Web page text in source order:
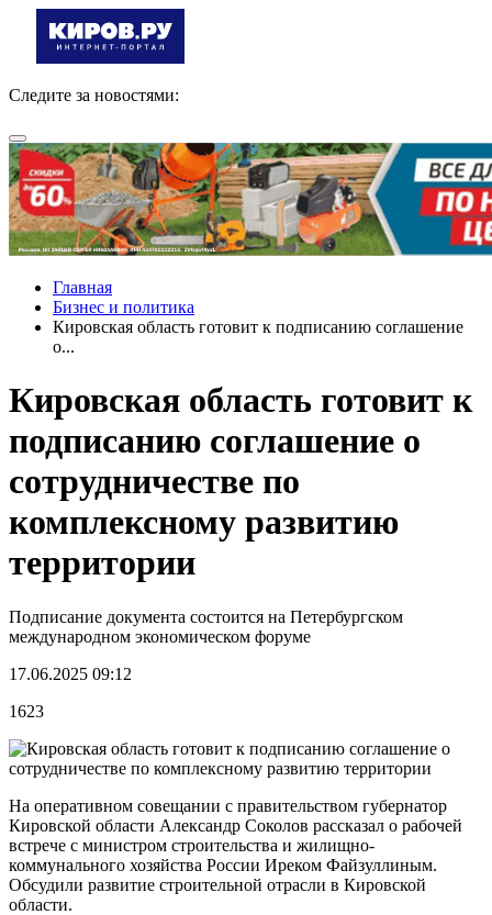
Следите за новостями:
Главная
Бизнес и политика
Кировская область готовит к подписанию соглашение
о...
Кировская область готовит к
подписанию соглашение о
сотрудничестве по
комплексному развитию
территории
Подписание документа состоится на Петербургском
международном экономическом форуме
17.06.2025 09:12
1623
На оперативном совещании с правительством губернатор
Кировской области Александр Соколов рассказал о рабочей
встрече с министром строительства и жилищно-
коммунального хозяйства России Иреком Файзуллиным.
Обсудили развитие строительной отрасли в Кировской
области.